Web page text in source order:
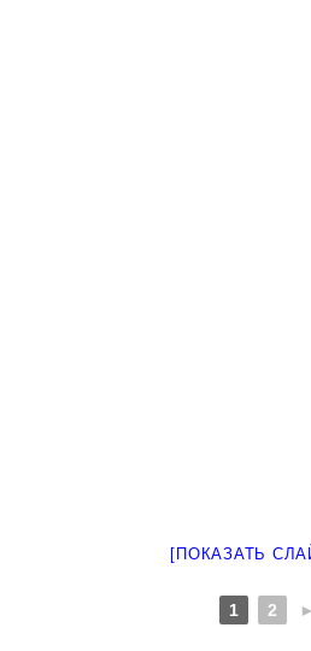
[ПОКАЗАТЬ
1 2 ►